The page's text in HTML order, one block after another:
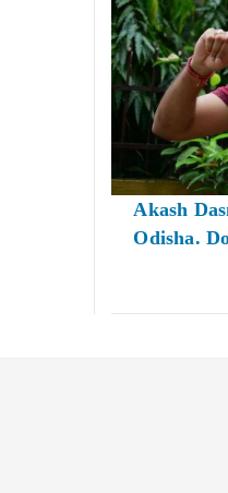
Akash
Odisha.